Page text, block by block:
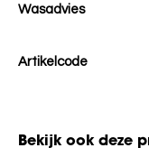
Wasadvies
Artikelcode
Bekijk ook deze